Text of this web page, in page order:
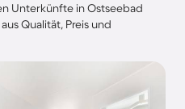
Unterkünfte in Ostseebad
Qualität, Preis und